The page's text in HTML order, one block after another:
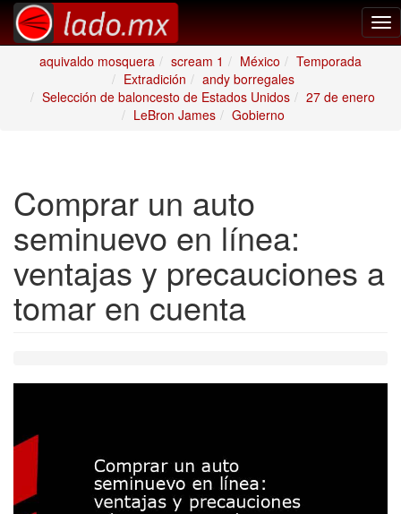
aquivaldo mosquera
scream 1 México
Temporada
Extradición
andy borregales
Selección de baloncesto de Estados Unidos
27 de enero
LeBron James
Gobierno
Comprar un auto
seminuevo en línea:
ventajas y precauciones a
tomar en cuenta